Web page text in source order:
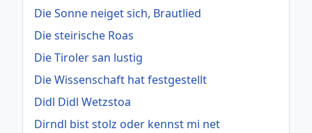
Die Sonne neiget sich, Brautlied
Die steirische Roas
Die Tiroler san lustig
Die Wissenschaft hat festgestellt
Didl Didl Wetzstoa
Dirndl bist stolz oder kennst mi net